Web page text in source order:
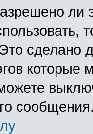
Это сделано